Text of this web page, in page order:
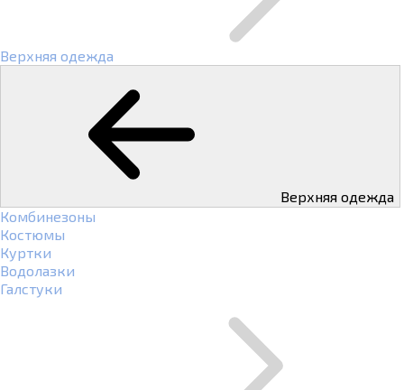
Верхняя одежда
Верхняя одежда
Комбинезоны
Костюмы
Куртки
Водолазки
Галстуки